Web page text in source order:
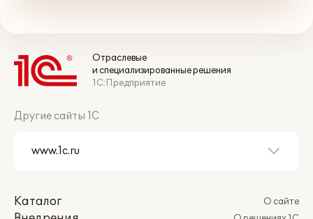
Отраслевые
и специализированные решения
1С:Предприятие
Другие сайты 1С
Каталог
О сайте